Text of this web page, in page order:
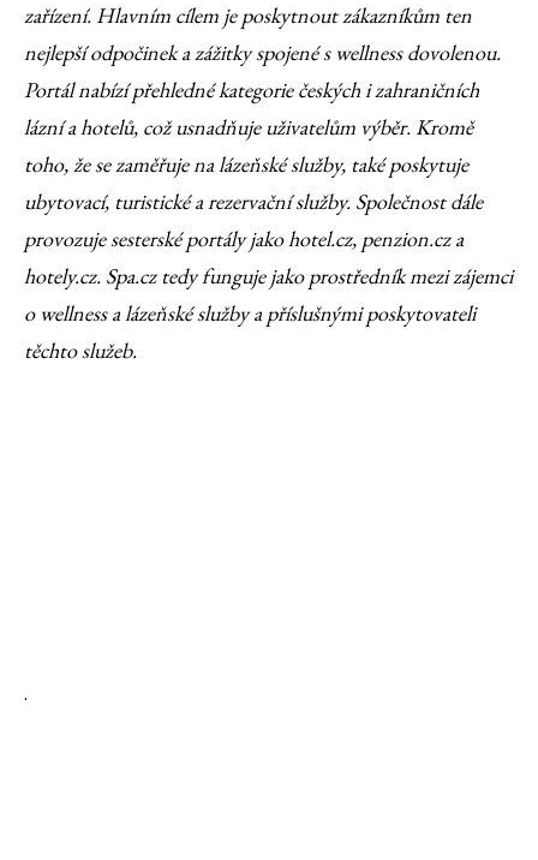
zařízení. Hlavním cílem je poskytnout zákazníkům ten
nejlepší odpočinek a zážitky spojené s wellness dovolenou.
Portál nabízí přehledné kategorie českých i zahraničních
lázní a hotelů, což usnadňuje uživatelům výběr. Kromě
toho, že se zaměřuje na lázeňské služby, také poskytuje
ubytovací, turistické a rezervační služby. Společnost dále
provozuje sesterské portály jako hotel.cz, penzion.cz a
hotely.cz. Spa.cz tedy funguje jako prostředník mezi zájemci
o wellness a lázeňské služby a příslušnými poskytovateli
těchto služeb.
.